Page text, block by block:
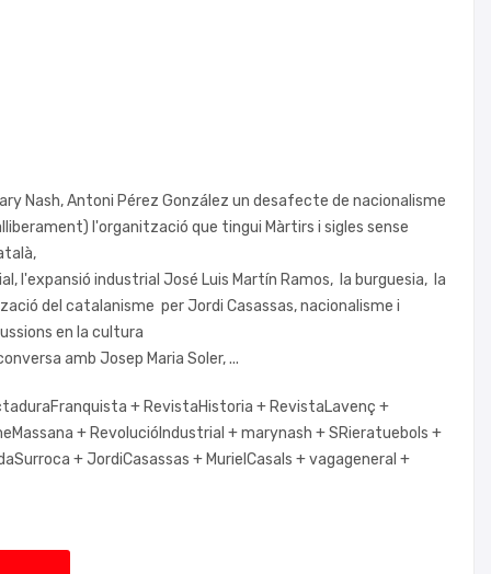
Nash, Antoni Pérez González un desafecte de nacionalisme
l'organització que tingui Màrtirs i sigles sense
l'expansió industrial José Luis Martín Ramos, la burguesia, la
del catalanisme per Jordi Casassas, nacionalisme i
en la cultura
amb Josep Maria Soler, ...
+ RevistaHistoria + RevistaLavenç +
+ RevolucióIndustrial +marynash +SRieratuebols +
+JordiCasassas + MurielCasals +vagageneral +